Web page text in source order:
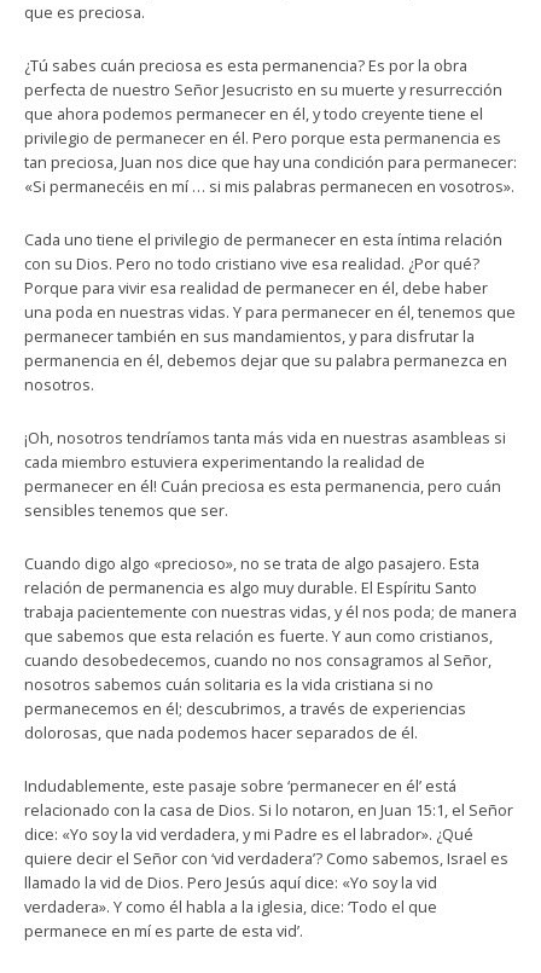
que es preciosa.
¿Tú sabes cuán preciosa es esta permanencia? Es por la obra
perfecta de nuestro Señor Jesucristo en su muerte y resurrección
que ahora podemos permanecer en él, y todo creyente tiene el
privilegio de permanecer en él. Pero porque esta permanencia es
tan preciosa, Juan nos dice que hay una condición para permanecer:
«Si permanecéis en mí … si mis palabras permanecen en vosotros».
Cada uno tiene el privilegio de permanecer en esta íntima relación
con su Dios. Pero no todo cristiano vive esa realidad. ¿Por qué?
Porque para vivir esa realidad de permanecer en él, debe haber
una poda en nuestras vidas. Y para permanecer en él, tenemos que
permanecer también en sus mandamientos, y para disfrutar la
permanencia en él, debemos dejar que su palabra permanezca en
nosotros.
¡Oh, nosotros tendríamos tanta más vida en nuestras asambleas si
cada miembro estuviera experimentando la realidad de
permanecer en él! Cuán preciosa es esta permanencia, pero cuán
sensibles tenemos que ser.
Cuando digo algo «precioso», no se trata de algo pasajero. Esta
relación de permanencia es algo muy durable. El Espíritu Santo
trabaja pacientemente con nuestras vidas, y él nos poda; de manera
que sabemos que esta relación es fuerte. Y aun como cristianos,
cuando desobedecemos, cuando no nos consagramos al Señor,
nosotros sabemos cuán solitaria es la vida cristiana si no
permanecemos en él; descubrimos, a través de experiencias
dolorosas, que nada podemos hacer separados de él.
Indudablemente, este pasaje sobre ‘permanecer en él’ está
relacionado con la casa de Dios. Si lo notaron, en Juan 15:1, el Señor
dice: «Yo soy la vid verdadera, y mi Padre es el labrador». ¿Qué
quiere decir el Señor con ‘vid verdadera’? Como sabemos, Israel es
llamado la vid de Dios. Pero Jesús aquí dice: «Yo soy la vid
verdadera». Y como él habla a la iglesia, dice: ‘Todo el que
permanece en mí es parte de esta vid’.